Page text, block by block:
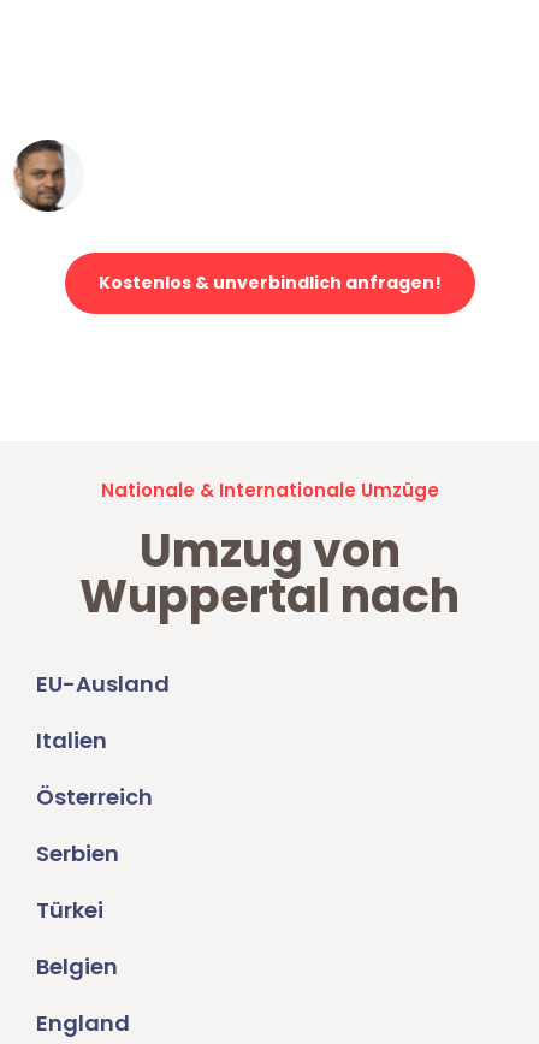
Kostenlos & unverbindlich anfragen!
Nationale & Internationale Umzüge
Umzug von
Wuppertal nach
EU-Ausland
Italien
Österreich
Serbien
Türkei
Belgien
England